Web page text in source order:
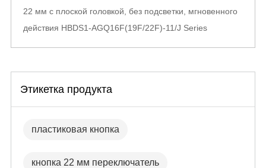
22 мм с плоской головкой, без подсветки, мгновенного
действия HBDS1-AGQ16F(19F/22F)-11/J Series
Этикетка продукта
пластиковая кнопка
кнопка 22 мм переключатель